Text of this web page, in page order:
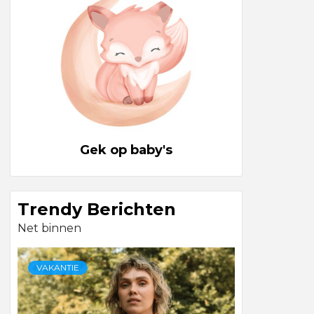
Gek op baby's
Trendy Berichten
Net binnen
VAKANTIE